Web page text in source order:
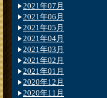
2021年07月
2021年06月
2021年05月
2021年04月
2021年03月
2021年02月
2021年01月
2020年12月
2020年11月